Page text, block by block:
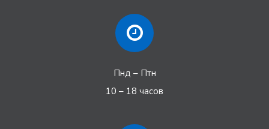
Пнд – Птн
10 – 18 часов